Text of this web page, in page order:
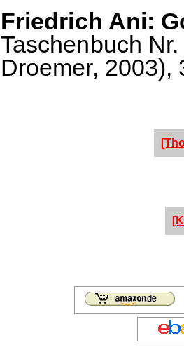
Friedrich Ani:
Taschenbuch
Droemer, 2003),